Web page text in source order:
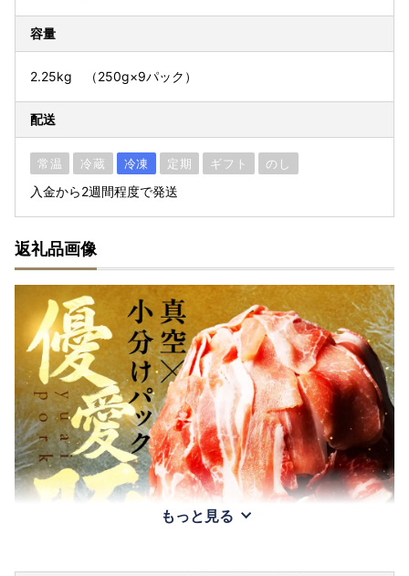
容量
2.25kg （250g×9パック）
配送
常温 冷蔵 冷凍 定期 ギフト のし
入金から2週間程度で発送
返礼品画像
もっと見る